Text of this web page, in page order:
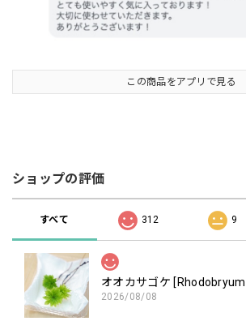
この商品をアプリで見る
ショップの評価
すべて 312 9
2026/08/08